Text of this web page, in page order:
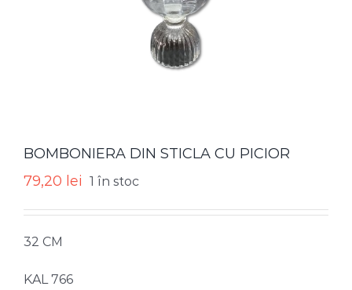
BOMBONIERA DIN STICLA CU PICIOR
79,20 lei 1 în stoc
32 CM
KAL 766